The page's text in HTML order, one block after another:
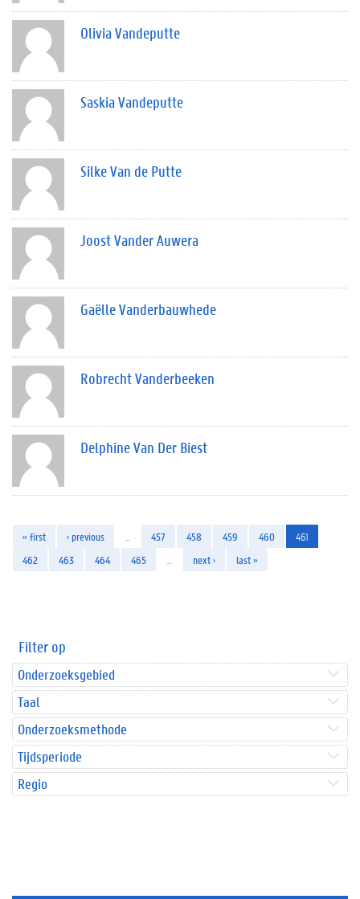
Olivia Vandeputte
Saskia Vandeputte
Silke Van de Putte
Joost Vander Auwera
Gaëlle Vanderbauwhede
Robrecht Vanderbeeken
Delphine Van Der Biest
« first ‹ previous 457 458 459 460
461
462
463 464 465 next › last »
Filter op
Onderzoeksgebied
Taal
Onderzoeksmethode
Tijdsperiode
Regio